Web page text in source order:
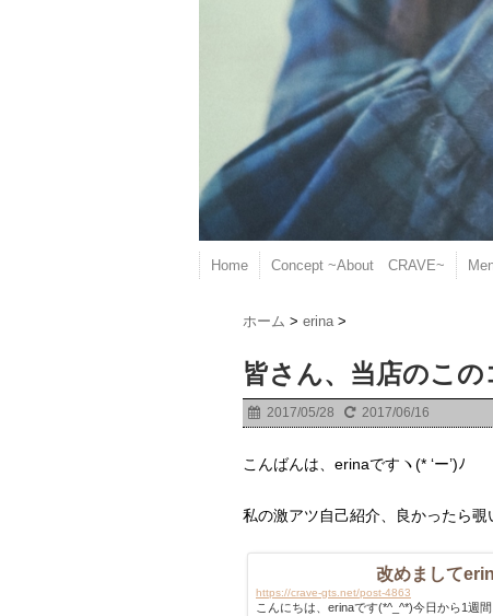
Home Concept ~About CRAVE~
ホーム > erina >
皆さん、当店のこの
2017/05/28 2017/06/16
こんばんは、erinaですヽ(* ‘ー’)ﾉ
私の激アツ自己紹介、良かったら
改めまして
https://crave-gts.net/post-4863
こんにちは、erinaです(*^_^*)今日から1週